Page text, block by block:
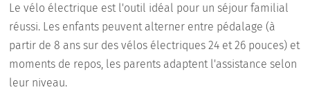
Le vélo électrique est l'outil idéal pour un séjour familial
réussi. Les enfants peuvent alterner entre pédalage (à
partir de 8 ans sur des vélos électriques 24 et 26 pouces) et
moments de repos, les parents adaptent l'assistance selon
leur niveau.